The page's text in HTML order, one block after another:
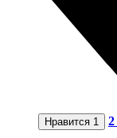
Нравится 1 2